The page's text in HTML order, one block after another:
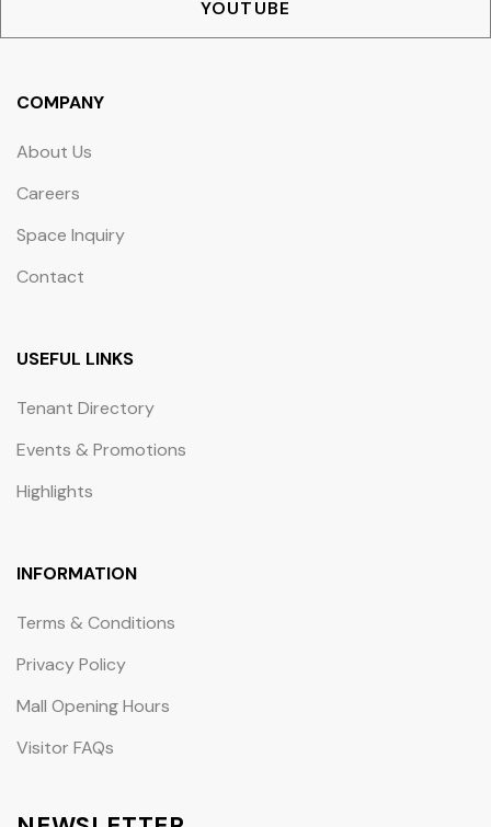
YOUTUBE
COMPANY
About Us
Careers
Space Inquiry
Contact
USEFUL LINKS
Tenant Directory
Events & Promotions
Highlights
INFORMATION
Terms & Conditions
Privacy Policy
Mall Opening Hours
Visitor FAQs